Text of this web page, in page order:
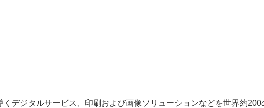
デジタルサービス、印刷および画像ソリューションなどを世界約